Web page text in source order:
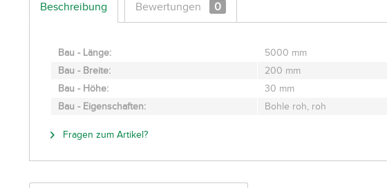
Beschreibung Bewertungen 0
Bau - Länge:
5000 mm
Bau - Breite:
200 mm
Bau - Höhe:
30 mm
Bau - Eigenschaften:
Bohle roh, roh
Fragen zum Artikel?